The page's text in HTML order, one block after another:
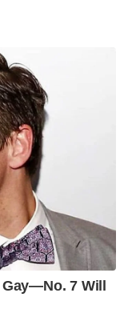
Gay—No. 7 Will